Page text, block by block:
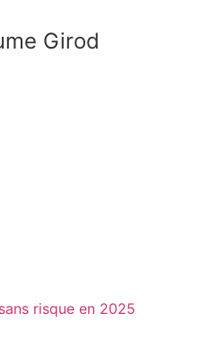
Girod
risque en 2025